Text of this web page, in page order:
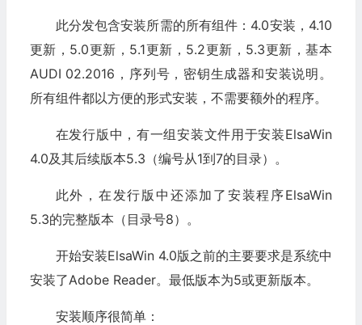
此分发包含安装所需的所有组件：4.0安装，4.10
更新，5.0更新，5.1更新，5.2更新，5.3更新，基本
AUDI 02.2016，序列号，密钥生成器和安装说明。
所有组件都以方便的形式安装，不需要额外的程序。
在发行版中，有一组安装文件用于安装ElsaWin
4.0及其后续版本5.3（编号从1到7的目录）。
此外，在发行版中还添加了安装程序ElsaWin
5.3的完整版本（目录号8）。
开始安装ElsaWin 4.0版之前的主要要求是系统中
安装了Adobe Reader。最低版本为5或更新版本。
安装顺序很简单：